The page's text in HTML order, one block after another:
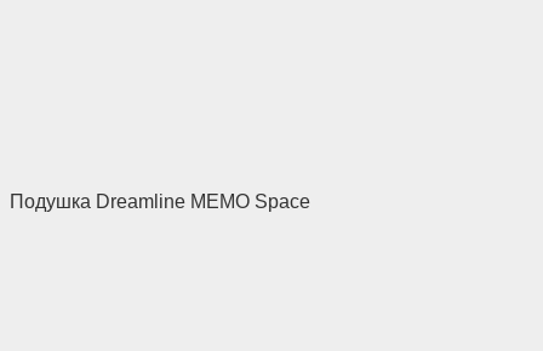
Подушка Dreamline MEMO Space